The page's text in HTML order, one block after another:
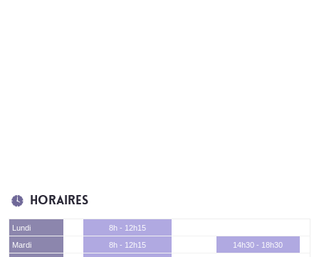
Horaires
Lundi
8h - 12h15
Mardi
8h - 12h15
14h30 - 18h30